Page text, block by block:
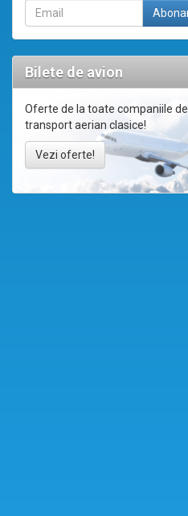
Bilete de avion
Oferte de la toate companiile de
transport aerian clasice!
Vezi oferte!